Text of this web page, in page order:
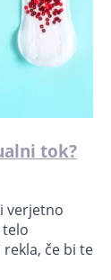
tok?
verjetno
če bi te